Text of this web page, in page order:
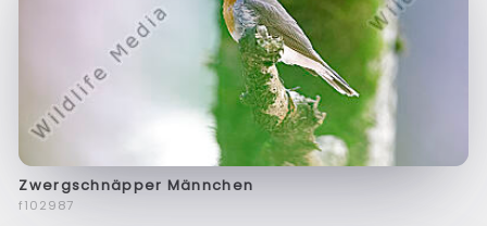
Zwergschnäpper Männchen
f102987